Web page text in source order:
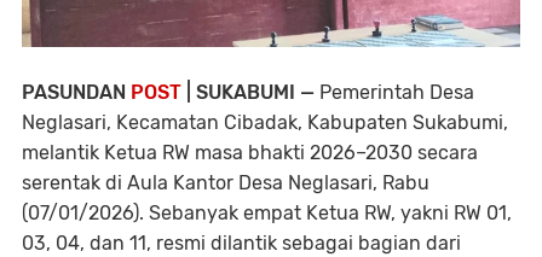
PASUNDAN POST | SUKABUMI — Pemerintah Desa
Neglasari, Kecamatan Cibadak, Kabupaten Sukabumi,
melantik Ketua RW masa bhakti 2026–2030 secara
serentak di Aula Kantor Desa Neglasari, Rabu
(07/01/2026). Sebanyak empat Ketua RW, yakni RW 01,
03, 04, dan 11, resmi dilantik sebagai bagian dari